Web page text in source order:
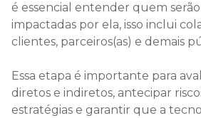
é essencial entender quem serão
impactadas por ela, isso inclui
clientes, parceiros(as) e demais
Essa etapa é importante para
diretos e indiretos, antecipar
estratégias e garantir que a